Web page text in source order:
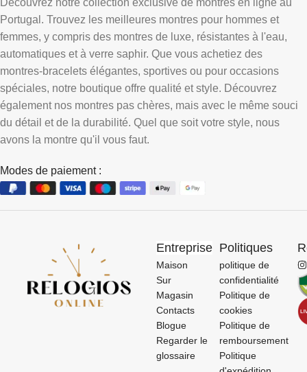
Portugal. Trouvez les meilleures montres pour hommes et
femmes, y compris des montres de luxe, résistantes à l'eau,
automatiques et à verre saphir. Que vous achetiez des
montres-bracelets élégantes, sportives ou pour occasions
spéciales, notre boutique offre qualité et style. Découvrez
également nos montres pas chères, mais avec le même souci
du détail et de la durabilité. Quel que soit votre style, nous
avons la montre qu'il vous faut.
Modes de paiement :
Entreprise
Maison
Sur
Magasin
Contacts
Blogue
Regarder le
glossaire
Politiques
politique de
confidentialité
Politique de
cookies
Politique de
remboursement
Politique